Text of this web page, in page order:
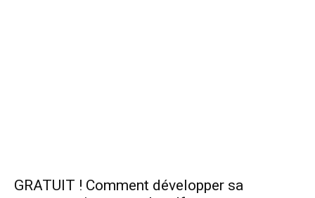
GRATUIT ! Comment développer sa